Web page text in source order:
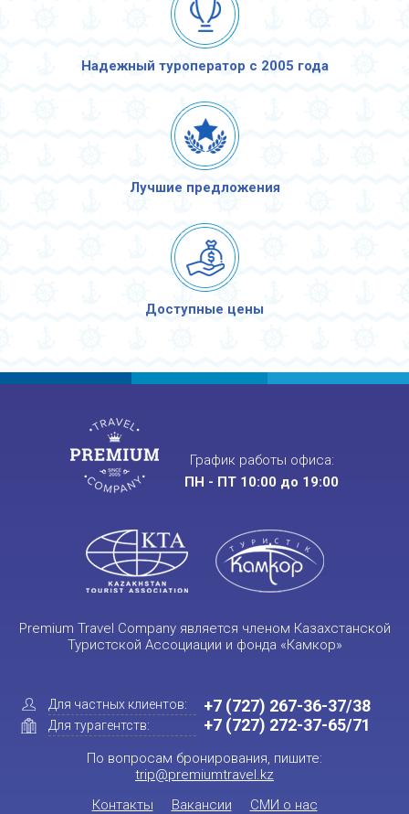
Надежный туроператор с 2005 года
Лучшие предложения
Доступные цены
График работы офиса:
ПН - ПТ 10:00 до 19:00
Premium Travel Company является членом Казахстанской
Туристской Ассоциации и фонда «Камкор»
Для частных клиентов:
Для турагентств:
+7 (727) 267-36-37/38
+7 (727) 272-37-65/71
По вопросам бронирования, пишите:
trip@premiumtravel.kz
Контакты
Вакансии СМИ о нас